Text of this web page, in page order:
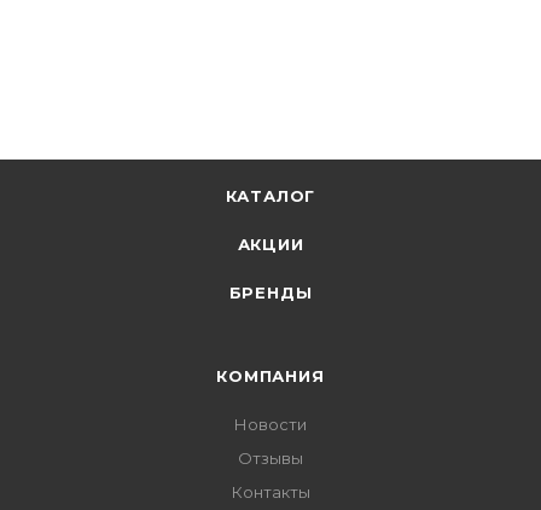
КАТАЛОГ
АКЦИИ
БРЕНДЫ
КОМПАНИЯ
Новости
Отзывы
Контакты